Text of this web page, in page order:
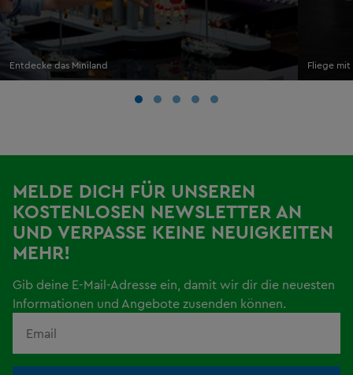
Entdecke das Miniland Fliege mit
MELDE DICH FÜR UNSEREN
KOSTENLOSEN NEWSLETTER AN
UND VERPASSE KEINE NEUIGKEITEN
MEHR!
Gib deine E-Mail-Adresse ein, damit wir dir die neuesten
Informationen und Angebote zusenden können.